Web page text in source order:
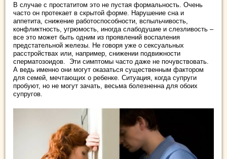
В случае с простатитом это не пустая формальность. Очень
часто он протекает в скрытой форме. Нарушение сна и
аппетита, снижение работоспособности, вспыльчивость,
конфликтность, угрюмость, иногда слабодушие и слезливость –
все это может быть одним из проявлений воспаления
предстательной железы. Не говоря уже о сексуальных
расстройствах или, например, снижении подвижности
сперматозоидов. Эти симптомы часто даже не почувствовать.
А ведь именно они могут оказаться существенным фактором
для семей, мечтающих о ребенке. Ситуация, когда супруги
пробуют, но не могут зачать, весьма болезненна для обоих
супругов.